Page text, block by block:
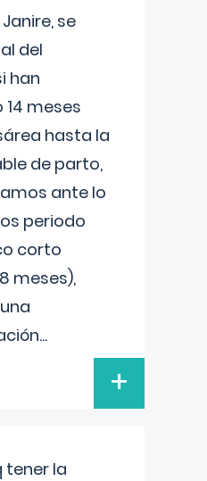
se
del
han
meses
hasta la
de parto,
ante lo
periodo
corto
meses),
...
+
tener la